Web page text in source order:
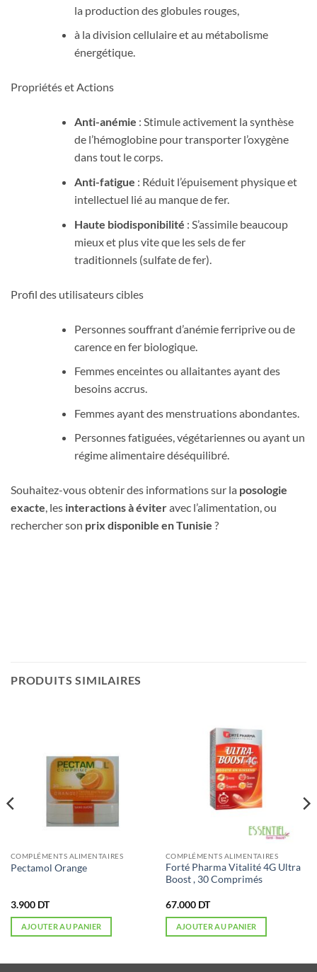
la production des globules rouges,
à la division cellulaire et au métabolisme
énergétique.
Propriétés et Actions
Anti-anémie : Stimule activement la synthèse
de l’hémoglobine pour transporter l’oxygène
dans tout le corps.
Anti-fatigue : Réduit l’épuisement physique et
intellectuel lié au manque de fer.
Haute biodisponibilité : S’assimile beaucoup
mieux et plus vite que les sels de fer
traditionnels (sulfate de fer).
Profil des utilisateurs cibles
Personnes souffrant d’anémie ferriprive ou de
carence en fer biologique.
Femmes enceintes ou allaitantes ayant des
besoins accrus.
Femmes ayant des menstruations abondantes.
Personnes fatiguées, végétariennes ou ayant un
régime alimentaire déséquilibré.
Souhaitez-vous obtenir des informations sur la posologie
exacte, les interactions à éviteravec l’alimentation, ou
rechercher son prix disponible en Tunisie ?
PRODUITS SIMILAIRES
COMPLÉMENTS ALIMENTAIRES
Pectamol Orange
3.900 DT
AJOUTER AU PANIER
COMPLÉMENTS ALIMENTAIRES
Forté Pharma Vitalité 4G Ultra
Boost , 30 Comprimés
67.000 DT
AJOUTER AU PANIER